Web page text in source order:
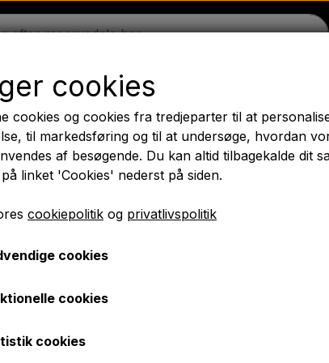
Massey Ferguson Fordson Trækbomme
Kemi El-dele LED Lygter Pære Maling
Aksler GARDLOC Værksted/ Værktøj Tilbud
Butler type
Rød -
259,00
cookies
cookies og cookies fra tredjeparter til at
til markedsføring og til at undersøge, hvordan
af besøgende. Du kan altid tilbagekalde dit
linket 'Cookies' nederst på siden.
cookiepolitik og privatlivspolitik
cookies
cookies
cookies